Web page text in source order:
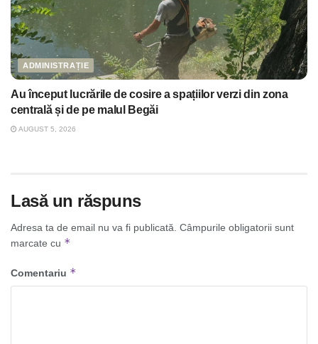
ADMINISTRAȚIE
Au început lucrările de cosire a spațiilor verzi din zona
centrală și de pe malul Begăi
AUGUST 5, 2026
Lasă un răspuns
Adresa ta de email nu va fi publicată. Câmpurile obligatorii sunt
marcate cu *
Comentariu *